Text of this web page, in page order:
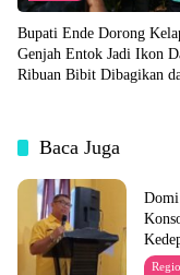
Bupati Ende Dorong
Genjah Entok Jadi Ikon
Ribuan Bibit Dibagikan
Baca Juga